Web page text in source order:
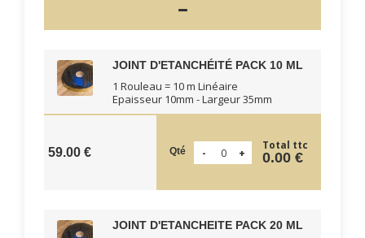
JOINT D'ETANCHÉITÉ PACK 10 ML
1 Rouleau = 10 m Linéaire
Epaisseur 10mm - Largeur 35mm
59.00 € Qté Total ttc
0.00 €
JOINT D'ETANCHEITE PACK 20 ML